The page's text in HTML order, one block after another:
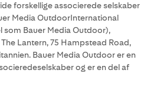
forskellige associerede selskaber
Media OutdoorInternational
som Bauer Media Outdoor),
Lantern, 75 Hampstead Road,
Bauer Media Outdoor er en
og er en del af